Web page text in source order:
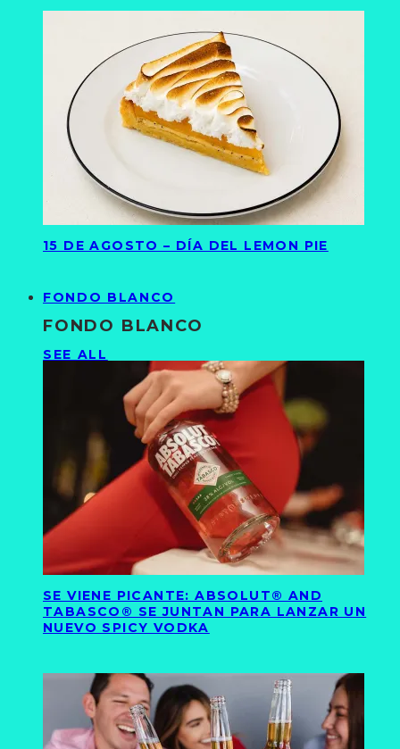
15 DE AGOSTO – DÍA DEL LEMON PIE
FONDO BLANCO
FONDO BLANCO
SEE ALL
SE VIENE PICANTE: ABSOLUT® AND
TABASCO® SE JUNTAN PARA LANZAR UN
NUEVO SPICY VODKA